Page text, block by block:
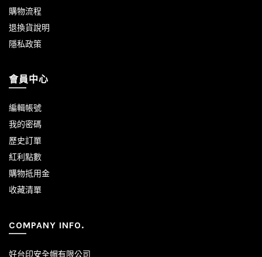
購物流程
退換貨說明
隱私政策
會員中心
編輯帳號
我的密碼
歷史訂單
紅利點數
購物抵用金
收藏清單
COMPANY INFO.
好台印安全帽有限公司